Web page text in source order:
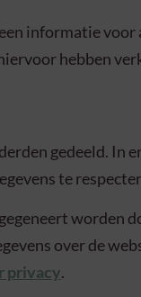
informatie
hebben
gedeeld. In
te
worden
over de
privacy.